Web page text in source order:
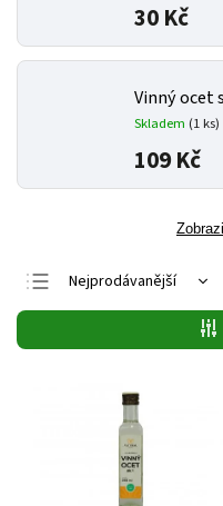
30 Kč
Vinný ocet
Skladem (1 ks)
109 Kč
Nejprodávanější
Nejlevnější
Nejdražší
Abecedně